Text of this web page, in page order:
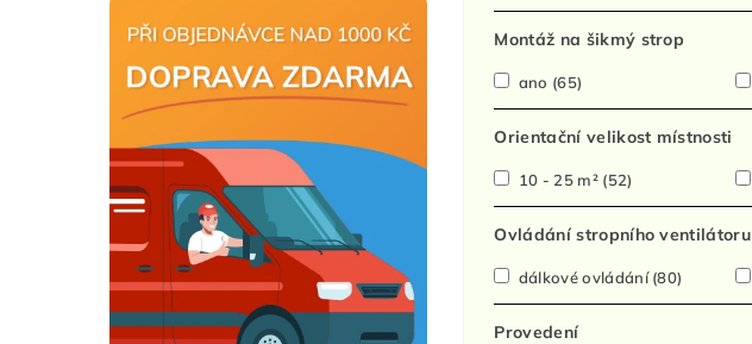
Montáž na šikmý strop
ano (65)
Orientační velikost místnosti
10 - 25 m² (52)
Ovládání stropního ventilátoru
dálkové ovládání(80)
Provedení